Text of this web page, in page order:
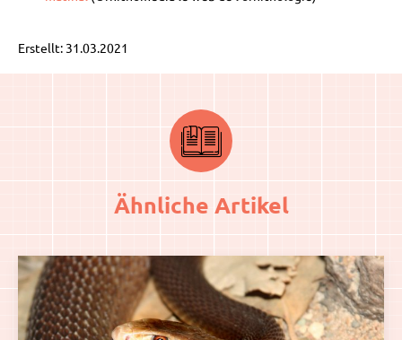
Erstellt: 31.03.2021
Ähnliche Artikel